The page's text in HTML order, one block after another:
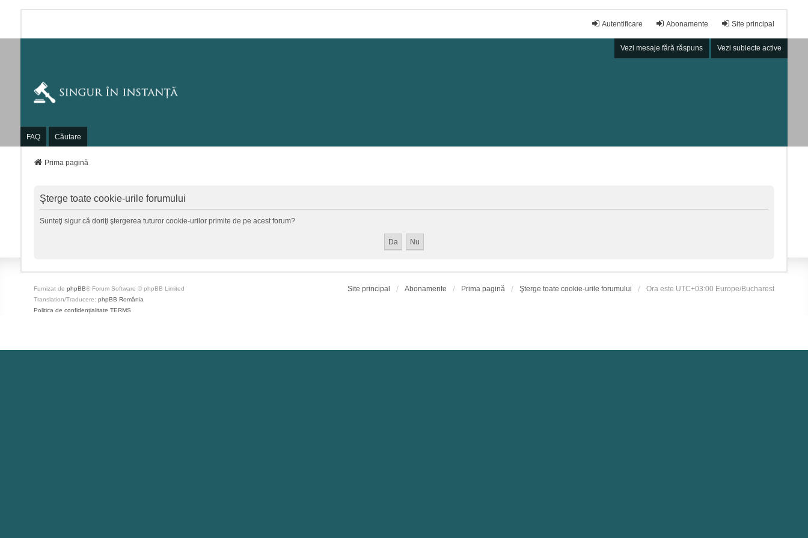
Site principal
Abonamente
Autentificare
Vezi mesaje fără răspuns Vezi subiecte active
FAQ Căutare
Prima pagină
Şterge toate cookie-urile forumului
Sunteţi sigur că doriţi ştergerea tuturor cookie-urilor primite de pe acest forum?
Site principal Abonamente Prima pagină Şterge toate cookie-urile forumului Ora este UTC+03:00 Europe/Bucharest
Furnizat de phpBB® Forum Software © phpBB Limited
Translation/Traducere: phpBB România
Politica de confidenţialitate TERMS